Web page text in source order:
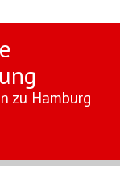
zu Hamburg